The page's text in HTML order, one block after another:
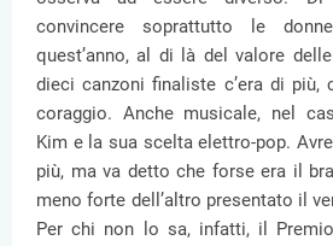
convincere soprattutto le
quest’anno, al di là del valore
dieci canzoni finaliste c’era di più,
coraggio. Anche musicale, nel
Kim e la sua scelta elettro-pop.
più, ma va detto che forse era il
meno forte dell’altro presentato il
Per chi non lo sa, infatti, il Premio